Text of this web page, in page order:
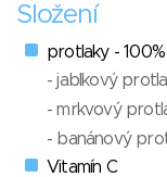
Složení
protlaky - 100%
- jablkový
- mrkvový
- banánový
Vitamín C